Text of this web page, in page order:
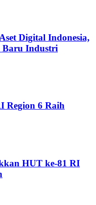
Digital Indonesia,
Baru Industri
Region 6 Raih
HUT ke-81 RI